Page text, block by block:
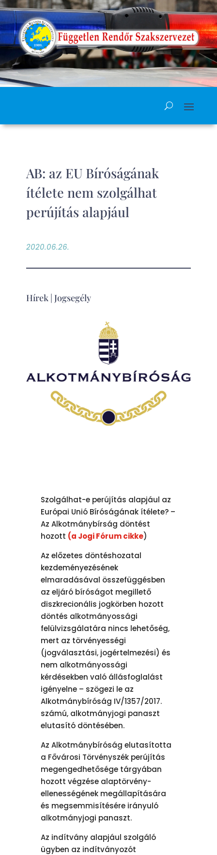
AB: az EU Bíróságának
ítélete nem szolgálhat
perújítás alapjául
2020.06.26.
Hírek| Jogsegély
Szolgálhat-e perújítás alapjául az
Európai Unió Bíróságának ítélete? –
Az Alkotmánybírság döntést
hozott (a Jogi Fórum cikke)
Az előzetes döntéshozatal
kezdeményezésének
elmaradásával összefüggésben
az eljáró bíróságot megillető
diszkrecionális jogkörben hozott
döntés alkotmányossági
felülvizsgálatára nincs lehetőség,
mert az törvényességi
(jogválasztási, jogértelmezési) és
nem alkotmányossági
kérdésekben való állásfoglalást
igényelne – szögezi le az
Alkotmánybíróság IV/1357/2017.
számú, alkotmányjogi panaszt
elutasító döntésében.
Az Alkotmánybíróság elutasította
a Fővárosi Törvényszék perújítás
megengedhetősége tárgyában
hozott végzése alaptörvény-
ellenességének megállapítására
és megsemmisítésére irányuló
alkotmányjogi panaszt.
Az indítvány alapjául szolgáló
ügyben az indítványozót